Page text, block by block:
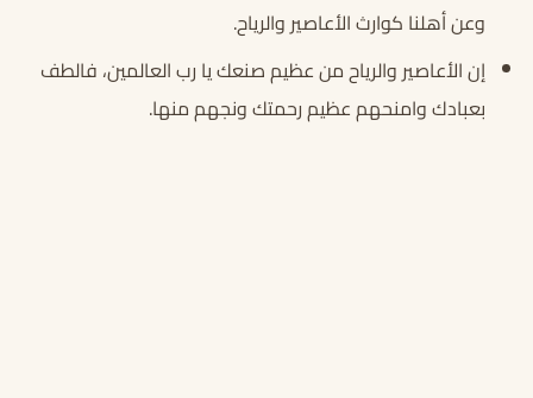
وعن أهلنا كوارث الأعاصير والرياح.
إن الأعاصير والرياح من عظيم صنعك يا رب العالمين، فالطف
بعبادك وامنحهم عظيم رحمتك ونجهم منها.